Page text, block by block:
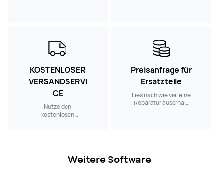
KOSTENLOSER
VERSANDSERVI
CE
Nutze den
kostenlosen
Preisanfrage für
Ersatzteile
Lies nach wie viel eine
Reparatur auserhalb
Weitere Software